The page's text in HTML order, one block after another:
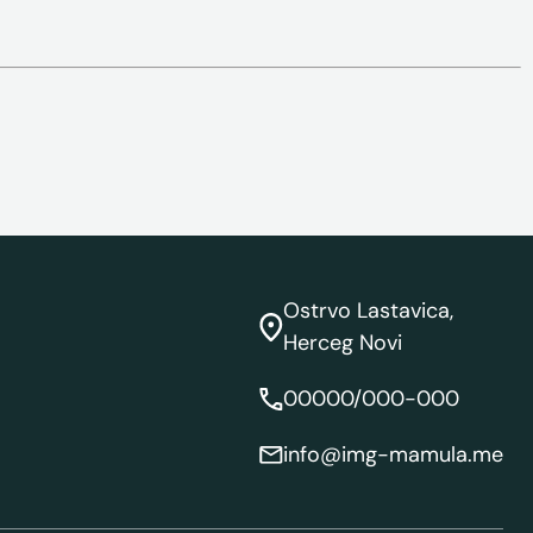
Ostrvo Lastavica,
Herceg Novi
00000/000-000
info@img-mamula.me